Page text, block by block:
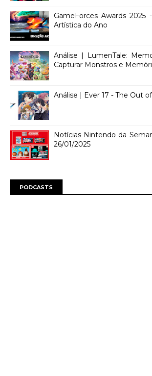
GameForces Awards 2025
Artística do Ano
Análise | LumenTale:
Capturar Monstros e
Análise | Ever 17 - The Out
Notícias Nintendo da
26/01/2025
PODCASTS